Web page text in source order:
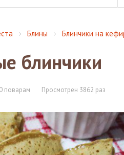
Блины Блинчики на
блинчики
поварам Просмотрен 3862 раз